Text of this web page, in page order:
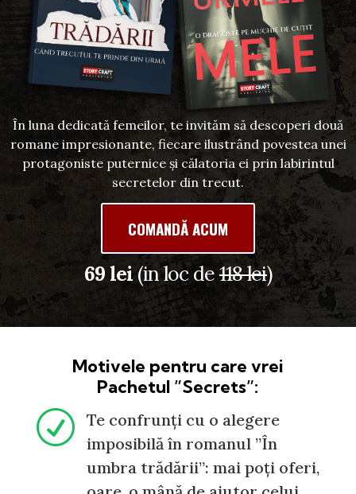
În luna dedicată femeilor, te invităm să descoperi două
romane impresionante, fiecare ilustrând povestea unei
protagoniste puternice și călatoria ei prin labirintul
secretelor din trecut.
COMANDĂ ACUM
69 lei(in loc de118 lei)
Motivele pentru care vrei
Pachetul ”Secrets”:
R
Te confrunți cu o alegere
imposibilă în romanul ”În
umbra trădării”: mai poți oferi,